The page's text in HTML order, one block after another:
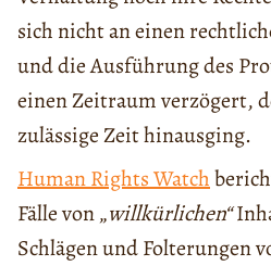
sich nicht an einen
und die Ausführung des
einen Zeitraum verzögert,
zulässige Zeit hinausging.
Human Rights Watch
Fälle von „willkürlichen“
Schlägen und Folterungen